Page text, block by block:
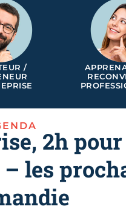
/
2h
les